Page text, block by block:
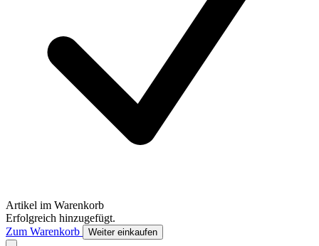
Artikel im Warenkorb
Erfolgreich hinzugefügt.
Zum Warenkorb
Weiter einkaufen